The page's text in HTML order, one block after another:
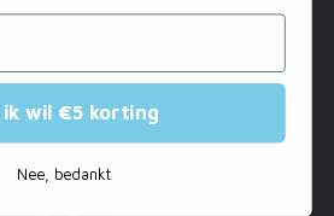
ik wil €5 korting
Nee, bedankt